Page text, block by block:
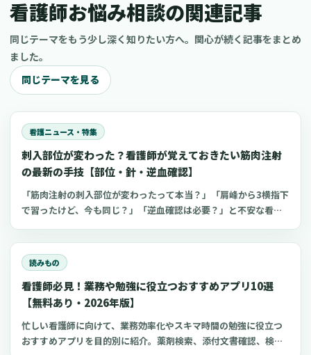
看護師お悩み相談の関連記事
同じテーマをもう少し深く知りたい方へ。関心が続く記事をまとめ
ました。
同じテーマを見る
看護ニュース・特集
刺入部位が変わった？看護師が覚えておきたい筋肉注射
の最新の手技【部位・針・逆血確認】
「筋肉注射の刺入部位が変わったって本当？」「肩峰から3横指下
で習ったけど、今も同じ？」「逆血確認は必要？」と不安な看護
び方、針のゲージと長さ、皮下注射との違い、神経損傷やSIRVA
を避けるポイント、ワクチン接種時の手順までわかりやすく解説
します。
読みもの
看護師必見！業務や勉強に役立つおすすめアプリ10選
【無料あり・2026年版】
忙しい看護師に向けて、業務効率化やスキマ時間の勉強に役立つ
おすすめアプリを目的別に紹介。薬剤検索、添付文書確認、検査